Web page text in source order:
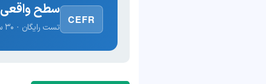
CEFR
سطح واقعی
تست رایگان · ۳۰ سوال · نتیجه فوری